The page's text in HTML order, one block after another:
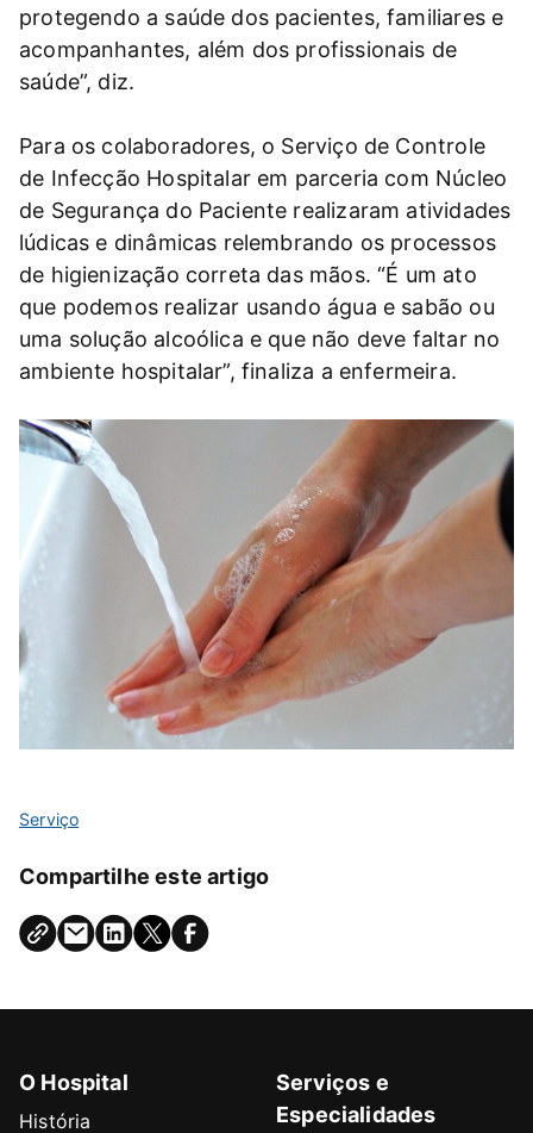
protegendo a saúde dos pacientes, familiares e
acompanhantes, além dos profissionais de
saúde”, diz.
Para os colaboradores, o Serviço de Controle
de Infecção Hospitalar em parceria com Núcleo
de Segurança do Paciente realizaram atividades
lúdicas e dinâmicas relembrando os processos
de higienização correta das mãos. “É um ato
que podemos realizar usando água e sabão ou
uma solução alcoólica e que não deve faltar no
ambiente hospitalar”, finaliza a enfermeira.
Serviço
Compartilhe este artigo
O Hospital
História
Serviços e
Especialidades